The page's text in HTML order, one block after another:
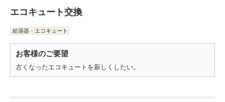
エコキュート交換
給湯器・エコキュート
お客様のご要望
古くなったエコキュートを新しくしたい。